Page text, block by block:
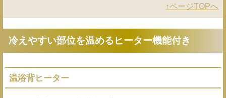
↑ページTOPへ
冷えやすい部位を温めるヒーター機能付き
温浴背ヒーター